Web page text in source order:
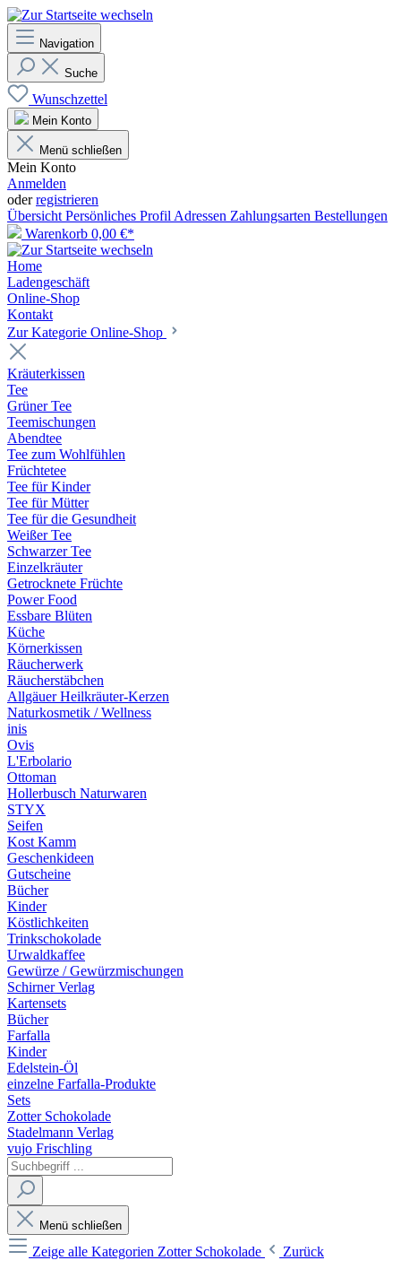
Navigation
Suche
Wunschzettel
Mein Konto
Menü schließen
Mein Konto
Anmelden
oderregistrieren
Übersicht Persönliches Profil Adressen Zahlungsarten Bestellungen
Warenkorb 0,00 €*
Home
Ladengeschäft
Online-Shop
Kontakt
Zur Kategorie Online-Shop
Kräuterkissen
Tee
Grüner Tee
Teemischungen
Abendtee
Tee zum Wohlfühlen
Früchtetee
Tee für Kinder
Tee für Mütter
Tee für die Gesundheit
Weißer Tee
Schwarzer Tee
Einzelkräuter
Getrocknete Früchte
Power Food
Essbare Blüten
Küche
Körnerkissen
Räucherwerk
Räucherstäbchen
Allgäuer Heilkräuter-Kerzen
Naturkosmetik / Wellness
inis
Ovis
L'Erbolario
Ottoman
Hollerbusch Naturwaren
STYX
Seifen
Kost Kamm
Geschenkideen
Gutscheine
Bücher
Kinder
Köstlichkeiten
Trinkschokolade
Urwaldkaffee
Gewürze / Gewürzmischungen
Schirner Verlag
Kartensets
Bücher
Farfalla
Kinder
Edelstein-Öl
einzelne Farfalla-Produkte
Sets
Zotter Schokolade
Stadelmann Verlag
vujo Frischling
Menü schließen
Zeige alle Kategorien Zotter Schokolade
Zurück